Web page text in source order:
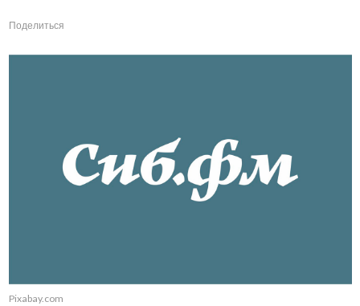
Поделиться
Pixabay.com